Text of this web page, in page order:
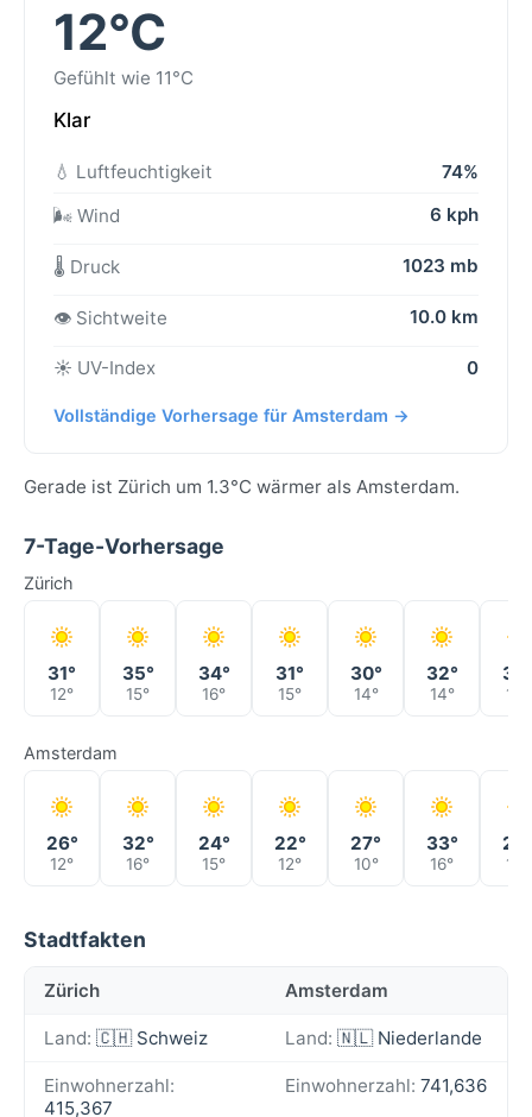
12°C
Gefühlt wie 11°C
Klar
💧 Luftfeuchtigkeit
74%
🌬️ Wind
6 kph
🌡️ Druck 1023 mb
👁️ Sichtweite 10.0 km
☀️ UV-Index 0
Vollständige Vorhersage für Amsterdam →
Gerade ist Zürich um 1.3°C wärmer als Amsterdam.
7-Tage-Vorhersage
Zürich
31°
12°
35°
15°
34°
16°
31°
15°
30°
14°
32°
14° 17°
Amsterdam
26°
12°
32°
16°
24°
15°
22°
12°
27°
10°
33°
16° 16°
Stadtfakten
Zürich Amsterdam
Land: 🇨🇭 Schweiz Land: 🇳🇱 Niederlande
Einwohnerzahl:
415,367
Einwohnerzahl: 741,636